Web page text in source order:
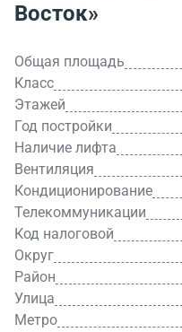
Восток»
Общая площадь
Класс
Этажей
Год постройки
Наличие лифта
Вентиляция
Кондиционирование
Телекоммуникации
Код налоговой
Округ
Район
Улица
Метро